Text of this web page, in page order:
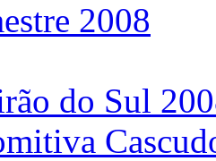
2008
do Sul